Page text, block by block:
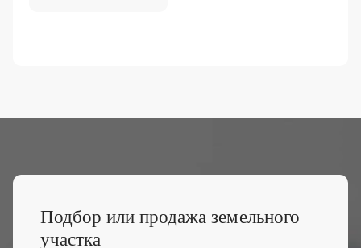
Подбор или продажа земельного
участка